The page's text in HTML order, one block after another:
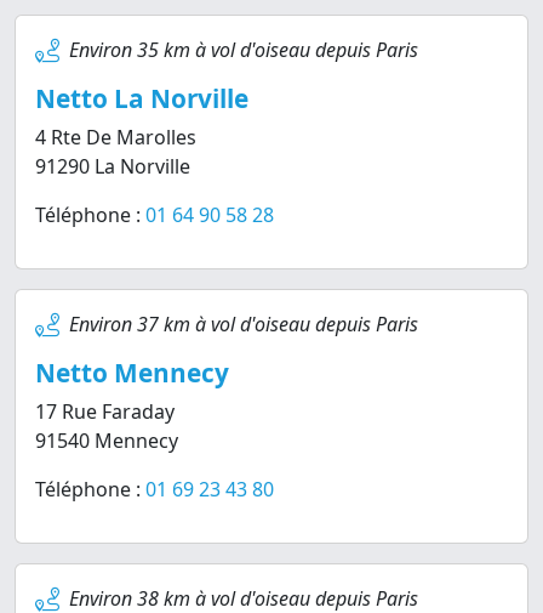
Environ 35 km à vol d'oiseau depuis Paris
Netto La Norville
4 Rte De Marolles
91290 La Norville
Téléphone : 01 64 90 58 28
Environ 37 km à vol d'oiseau depuis Paris
Netto Mennecy
17 Rue Faraday
91540 Mennecy
Téléphone : 01 69 23 43 80
Environ 38 km à vol d'oiseau depuis Paris